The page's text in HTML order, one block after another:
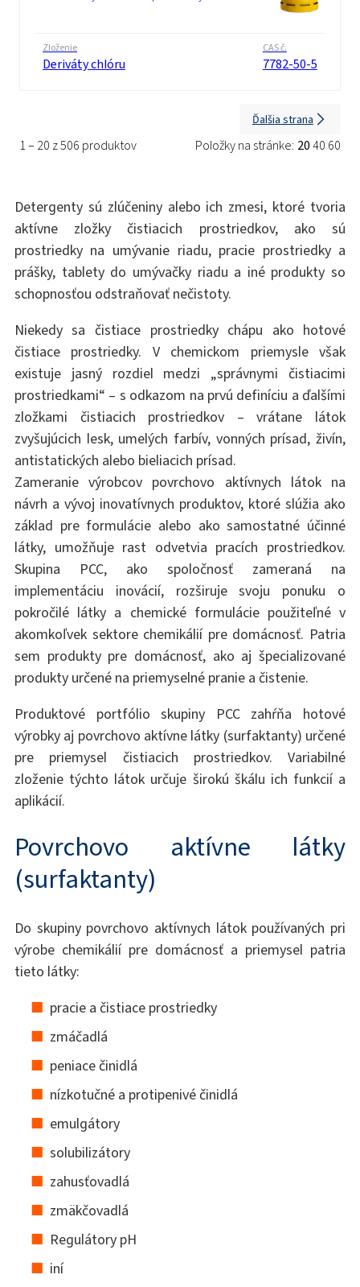
Zloženie
Deriváty chlóru
CAS č.
7782-50-5
1 – 20 z 506 produktov Položky na stránke: 2040 60
Ďalšia strana
Detergenty sú zlúčeniny alebo ich zmesi, ktoré tvoria
aktívne zložky čistiacich prostriedkov, ako sú
prostriedky na umývanie riadu, pracie prostriedky a
prášky, tablety do umývačky riadu a iné produkty so
schopnosťou odstraňovať nečistoty.
Niekedy sa čistiace prostriedky chápu ako hotové
čistiace prostriedky. V chemickom priemysle však
existuje jasný rozdiel medzi „správnymi čistiacimi
prostriedkami“ – s odkazom na prvú definíciu a ďalšími
zložkami čistiacich prostriedkov – vrátane látok
zvyšujúcich lesk, umelých farbív, vonných prísad, živín,
antistatických alebo bieliacich prísad.
Zameranie výrobcov povrchovo aktívnych látok na
návrh a vývoj inovatívnych produktov, ktoré slúžia ako
základ pre formulácie alebo ako samostatné účinné
látky, umožňuje rast odvetvia pracích prostriedkov.
Skupina PCC, ako spoločnosť zameraná na
implementáciu inovácií, rozširuje svoju ponuku o
pokročilé látky a chemické formulácie použiteľné v
akomkoľvek sektore chemikálií pre domácnosť. Patria
sem produkty pre domácnosť, ako aj špecializované
produkty určené na priemyselné pranie a čistenie.
Produktové portfólio skupiny PCC zahŕňa hotové
výrobky aj povrchovo aktívne látky (surfaktanty) určené
pre priemysel čistiacich prostriedkov. Variabilné
zloženie týchto látok určuje širokú škálu ich funkcií a
aplikácií.
Povrchovo aktívne látky
(surfaktanty)
Do skupiny povrchovo aktívnych látok používaných pri
výrobe chemikálií pre domácnosť a priemysel patria
tieto látky:
pracie a čistiace prostriedky
zmáčadlá
peniace činidlá
nízkotučné a protipenivé činidlá
emulgátory
solubilizátory
zahusťovadlá
zmäkčovadlá
Regulátory pH
iní